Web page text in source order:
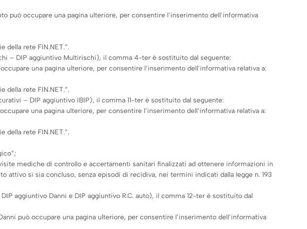
può occupare una pagina ulteriore, per consentire l’inserimento dell’informativa
della rete FIN.NET.”.
– DIP aggiuntivo Multirischi), il comma 4-ter è sostituito dal seguente:
una pagina ulteriore, per consentire l’inserimento dell’informativa relativa a:
della rete FIN.NET.”.
– DIP aggiuntivo IBIP), il comma 11-ter è sostituito dal seguente:
una pagina ulteriore, per consentire l’inserimento dell’informativa relativa a:
della rete FIN.NET.”.
mediche di controllo e accertamenti sanitari finalizzati ad ottenere informazioni in
si sia concluso, senza episodi di recidiva, nei termini indicati dalla legge n. 193
aggiuntivo Danni e DIP aggiuntivo R.C. auto), il comma 12-ter è sostituito dal
può occupare una pagina ulteriore, per consentire l’inserimento dell’informativa